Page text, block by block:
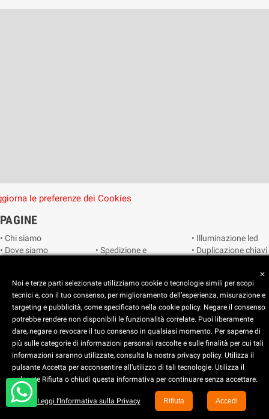
le preferenze dei Cookies
PAGINE
• Chi siamo
• Dove siamo
• Reimposta le
preferenze dei
cookie
• Spedizione e
vendita
• Catalogo
• Illuminazione led
• Duplicazione chiavi
telecomandi
• Smart home
• Video sorveglianza
Copyright © 2025 CEART | Negozio di elettronica Torino
C.E.A.R.T. Elettronica
4.5starstarstarstar star_half
Basato su914recensioni
close
Noi e terze parti selezionate utilizziamo cookie o tecnologie simili per scopi
tecnici e, con il tuo consenso, per miglioramento dell’esperienza, misurazione e
targeting e pubblicità, come specificato nella cookie policy. Negare il consenso
potrebbe rendere non disponibili le funzionalità correlate. Puoi liberamente
dare, negare o revocare il tuo consenso in qualsiasi momento. Per saperne di
più sulle categorie di informazioni personali raccolte e sulle finalità per cui tali
informazioni saranno utilizzate, consulta la nostra privacy policy. Utilizza il
pulsante Accetta per acconsentire all’utilizzo di tali tecnologie. Utilizza il
pulsante Rifiuta o chiudi questa informativa per continuare senza accettare.
Leggi l’Informativa sulla Privacy Rifiuta Accedi